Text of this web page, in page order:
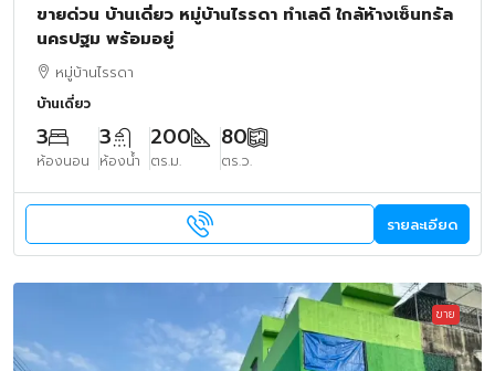
ขายด่วน บ้านเดี่ยว หมู่บ้านไรรดา ทำเลดี ใกล้ห้างเซ็นทรัล
นครปฐม พร้อมอยู่
หมู่บ้านไรรดา
บ้านเดี่ยว
3
ห้องนอน
3
ห้องน้ำ
200
ตร.ม.
80
ตร.ว.
รายละเอียด
ขาย